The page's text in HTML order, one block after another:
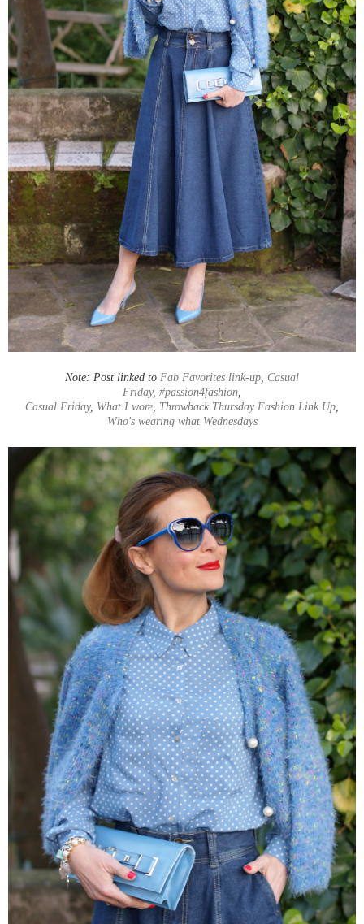
Note: Post linked to Fab Favorites link-up Casual
Friday, #passion4fashion
Casual Friday, What I wore Throwback Thursday Fashion Link Up
Who's wearing what Wednesdays